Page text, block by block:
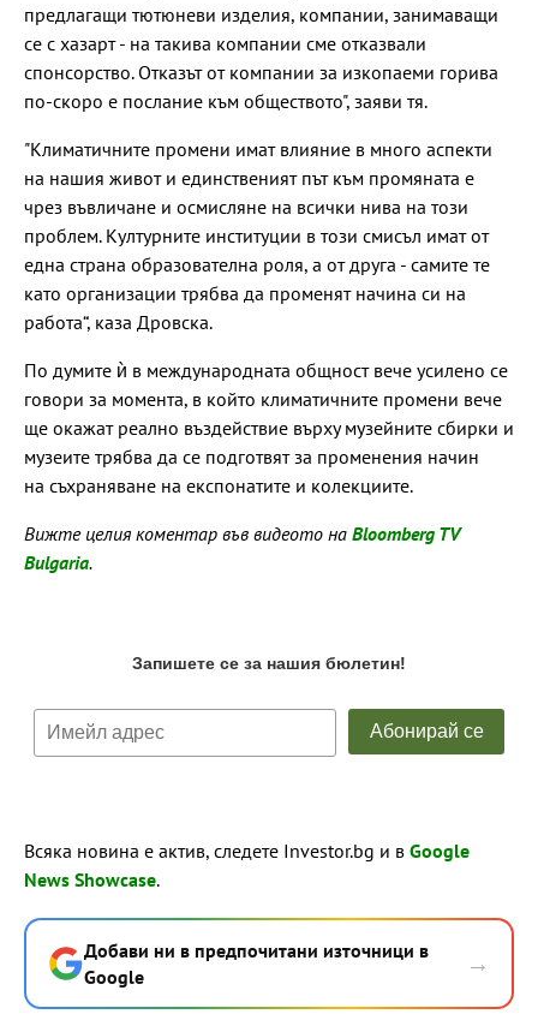
предлагащи тютюневи изделия, компании, занимаващи
се с хазарт - на такива компании сме отказвали
спонсорство. Отказът от компании за изкопаеми горива
по-скоро е послание към обществото", заяви тя.
"Климатичните промени имат влияние в много аспекти
на нашия живот и единственият път към промяната е
чрез въвличане и осмисляне на всички нива на този
проблем. Културните институции в този смисъл имат от
една страна образователна роля, а от друга - самите те
като организации трябва да променят начина си на
работа“, каза Дровска.
По думите ѝ в международната общност вече усилено се
говори за момента, в който климатичните промени вече
ще окажат реално въздействие върху музейните сбирки и
музеите трябва да се подготвят за променения начин
на съхраняване на експонатите и колекциите.
Вижте целия коментар във видеото на Bloomberg TV
Bulgaria.
Всяка новина е актив, следете Investor.bg и в Google
News Showcase.
Добави ни в предпочитани източници в
Google
→